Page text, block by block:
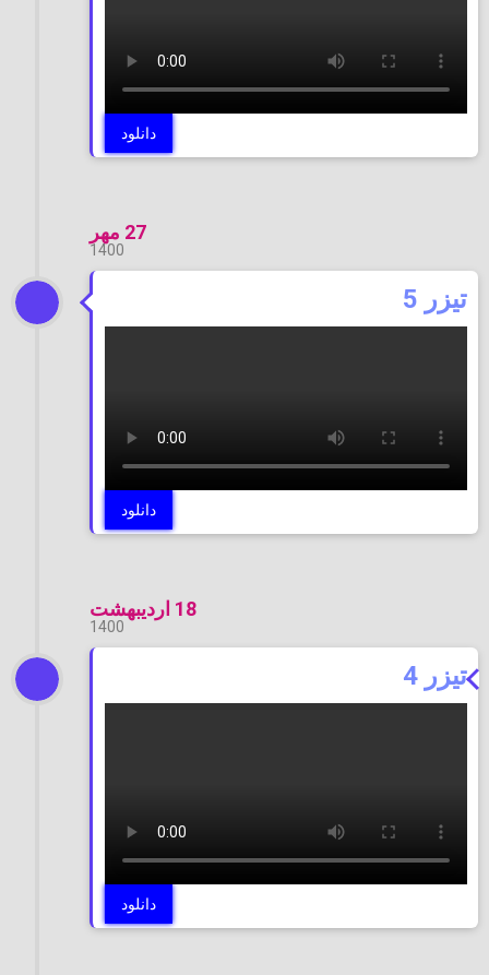
دانلود
27 مهر
1400
تیزر 5
دانلود
18 اردیبهشت
1400
تیزر 4
دانلود